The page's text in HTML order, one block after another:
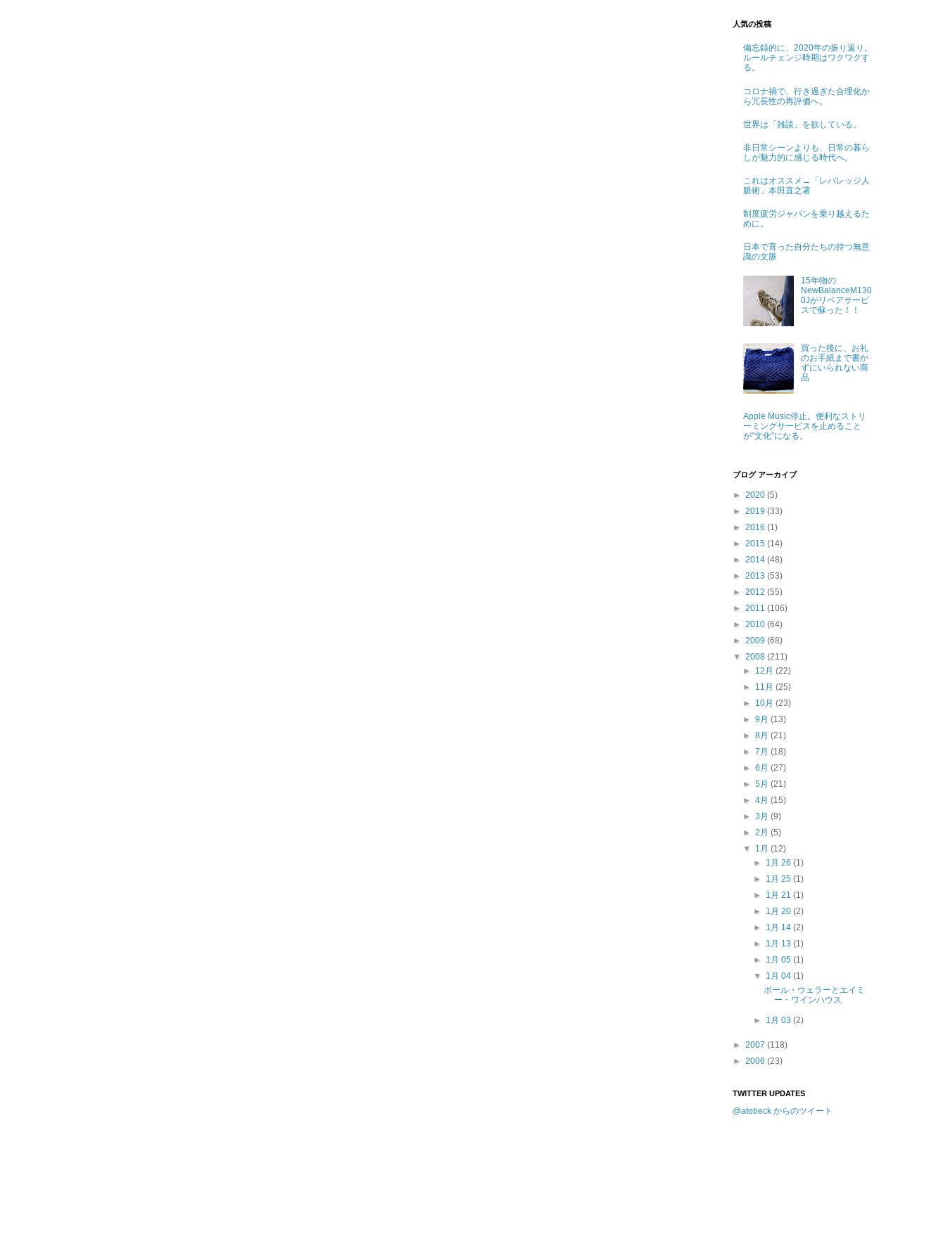
人気の投稿
備忘録的に、2020年の振り返り。
ルールチェンジ時期はワクワクす
る。
コロナ禍で、行き過ぎた合理化か
ら冗長性の再評価へ。
世界は「雑談」を欲している。
非日常シーンよりも、日常の暮ら
しが魅力的に感じる時代へ。
これはオススメ→「レバレッジ人
脈術」本田直之著
制度疲労ジャパンを乗り越えるた
めに。
日本で育った自分たちの持つ無意
識の文脈
15年物の
NewBalanceM130
0Jがリペアサービ
スで蘇った！！
買った後に、お礼
のお手紙まで書か
ずにいられない商
品
Apple Music停止。便利なストリ
ーミングサービスを止めること
が"文化”になる。
ブログ アーカイブ
► 2020 (5)
► 2019 (33)
► 2016 (1)
► 2015 (14)
► 2014 (48)
► 2013 (53)
► 2012 (55)
► 2011 (106)
► 2010 (64)
► 2009 (68)
▼ 2008 (211)
► 12月(22)
► 11月(25)
► 10月(23)
►9月(13)
►8月(21)
►7月(18)
►6月(27)
►5月(21)
►4月(15)
►3月(9)
►2月(5)
▼ 1月(12)
► 1月 26 (1)
► 1月 25 (1)
► 1月 21 (1)
► 1月 20 (2)
► 1月 14 (2)
► 1月 13 (1)
► 1月 05 (1)
▼ 1月 04 (1)
ポール・ウェラーとエイミ
ー・ワインハウス
► 1月 03 (2)
► 2007 (118)
► 2006 (23)
TWITTER UPDATES
@atobeck からのツイート